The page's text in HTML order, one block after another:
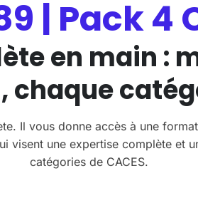
| Pack
en main :
chaque
Il vous donne accès à une
visent une expertise complète et
catégories de CACES.